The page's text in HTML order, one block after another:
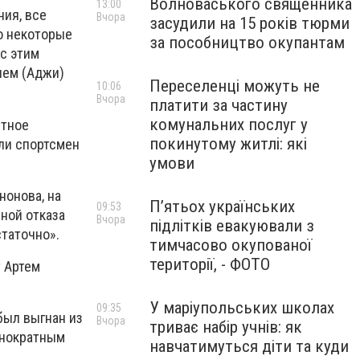
все
некоторые
этим
(Аджи)
спортсмен
на
отказа
Артем
выгнан из
Волноваського священника
засудили на 15 років тюрми
за пособництво окупантам
13:00
Вчора
Переселенці можуть не
платити за частину
комунальних послуг у
покинутому житлі: які
умови
10:06
Вчора
П’ятьох українських
підлітків евакуювали з
тимчасово окупованої
території, - ФОТО
09:53
Вчора
У маріупольських школах
триває набір учнів: як
навчатимуться діти та куди
09:35
Вчора